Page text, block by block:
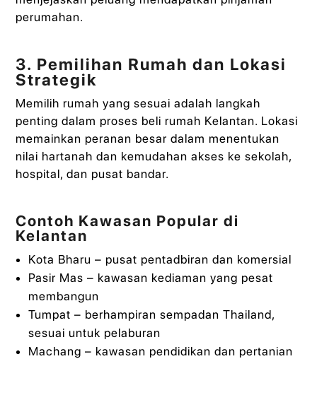
perumahan.
3. Pemilihan Rumah dan Lokasi
Strategik
Memilih rumah yang sesuai adalah langkah
penting dalam proses beli rumah Kelantan. Lokasi
memainkan peranan besar dalam menentukan
nilai hartanah dan kemudahan akses ke sekolah,
hospital, dan pusat bandar.
Contoh Kawasan Popular di
Kelantan
Kota Bharu – pusat pentadbiran dan komersial
Pasir Mas – kawasan kediaman yang pesat
membangun
Tumpat – berhampiran sempadan Thailand,
sesuai untuk pelaburan
Machang – kawasan pendidikan dan pertanian